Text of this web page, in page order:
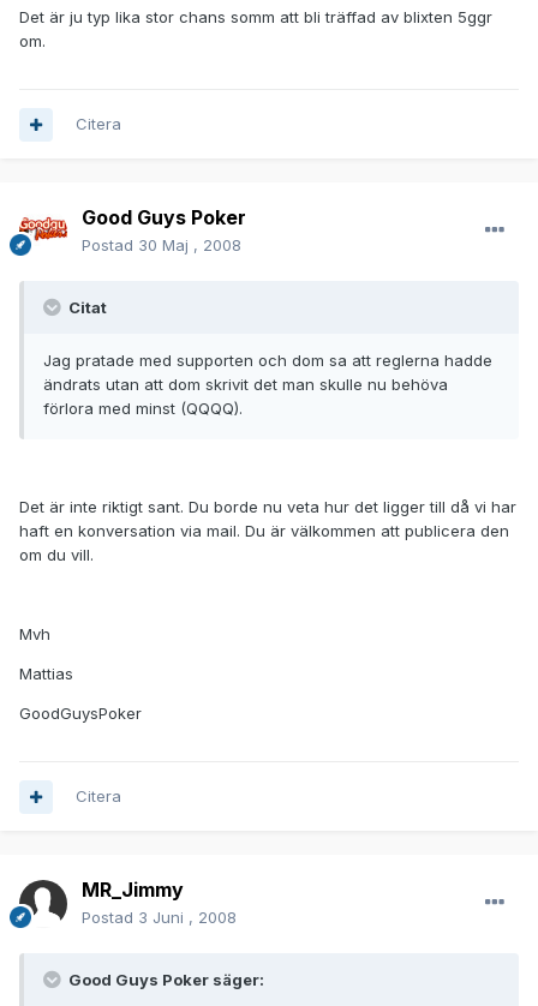
Det är ju typ lika stor chans somm att bli träffad av blixten 5ggr
om.
Citera
Good Guys Poker
Postad 30 Maj , 2008
Citat
Jag pratade med supporten och dom sa att reglerna hadde
ändrats utan att dom skrivit det man skulle nu behöva
förlora med minst (QQQQ).
Det är inte riktigt sant. Du borde nu veta hur det ligger till då vi har
haft en konversation via mail. Du är välkommen att publicera den
om du vill.
Mvh
Mattias
GoodGuysPoker
Citera
MR_Jimmy
Postad 3 Juni , 2008
Good Guys Poker säger: